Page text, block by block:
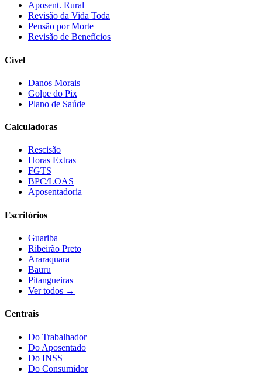
Aposent. Rural
Revisão da Vida Toda
Pensão por Morte
Revisão de Benefícios
Cível
Danos Morais
Golpe do Pix
Plano de Saúde
Calculadoras
Rescisão
Horas Extras
FGTS
BPC/LOAS
Aposentadoria
Escritórios
Guariba
Ribeirão Preto
Araraquara
Bauru
Pitangueiras
Ver todos →
Centrais
Do Trabalhador
Do Aposentado
Do INSS
Do Consumidor